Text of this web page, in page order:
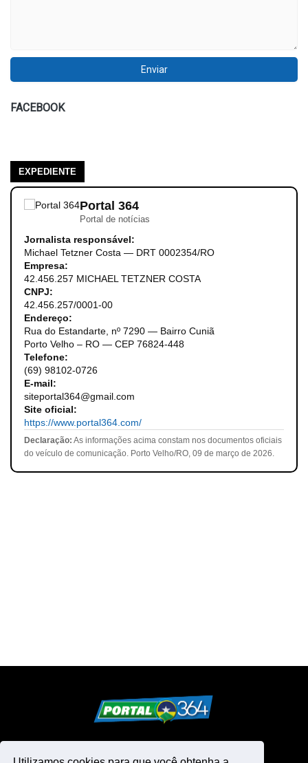
FACEBOOK
EXPEDIENTE
Portal 364
Portal de notícias
Jornalista responsável:
Michael Tetzner Costa — DRT 0002354/RO
Empresa:
42.456.257 MICHAEL TETZNER COSTA
CNPJ:
42.456.257/0001-00
Endereço:
Rua do Estandarte, nº 7290 — Bairro Cuniã
Porto Velho – RO — CEP 76824-448
Telefone:
(69) 98102-0726
E-mail:
siteportal364@gmail.com
Site oficial:
https://www.portal364.com/
Declaração: As informações acima constam nos documentos oficiais
do veículo de comunicação. Porto Velho/RO, 09 de março de 2026.